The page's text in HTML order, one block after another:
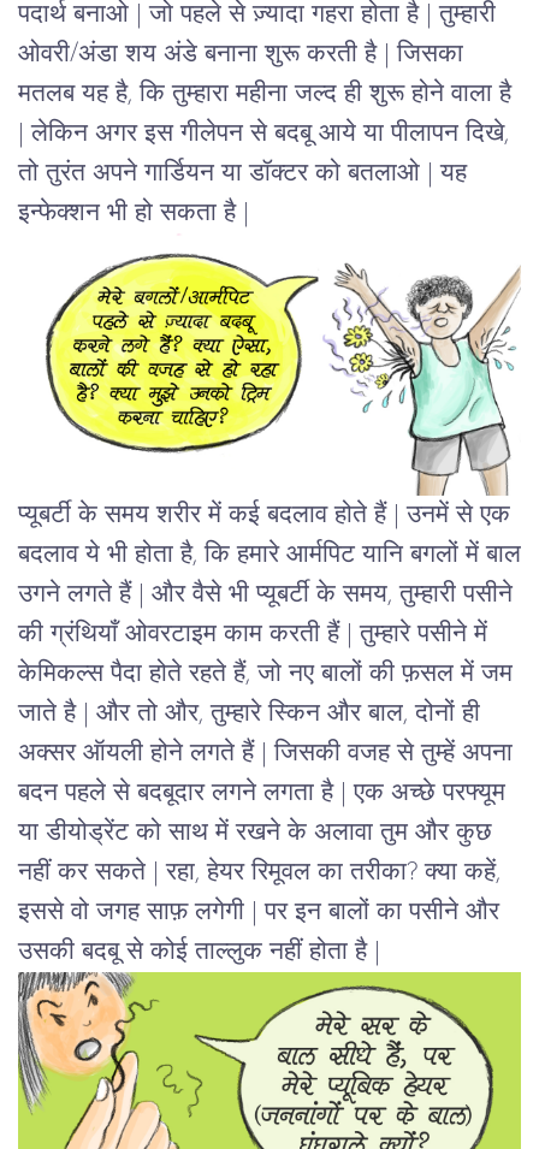
पदार्थ बनाओ | जो पहले से ज़्यादा गहरा होता है | तुम्हारी
ओवरी/अंडा शय अंडे बनाना शुरू करती है | जिसका
मतलब यह है, कि तुम्हारा महीना जल्द ही शुरू होने वाला है
| लेकिन अगर इस गीलेपन से बदबू आये या पीलापन दिखे,
तो तुरंत अपने गार्डियन या डॉक्टर को बतलाओ | यह
इन्फेक्शन भी हो सकता है |
प्यूबर्टी के समय शरीर में कई बदलाव होते हैं | उनमें से एक
बदलाव ये भी होता है, कि हमारे आर्मपिट यानि बगलों में बाल
उगने लगते हैं | और वैसे भी प्यूबर्टी के समय, तुम्हारी पसीने
की ग्रंथियाँ ओवरटाइम काम करती हैं | तुम्हारे पसीने में
केमिकल्स पैदा होते रहते हैं, जो नए बालों की फ़सल में जम
जाते है | और तो और, तुम्हारे स्किन और बाल, दोनों ही
अक्सर ऑयली होने लगते हैं | जिसकी वजह से तुम्हें अपना
बदन पहले से बदबूदार लगने लगता है | एक अच्छे परफ्यूम
या डीयोड्रेंट को साथ में रखने के अलावा तुम और कुछ
नहीं कर सकते | रहा, हेयर रिमूवल का तरीका? क्या कहें,
इससे वो जगह साफ़ लगेगी | पर इन बालों का पसीने और
उसकी बदबू से कोई ताल्लुक नहीं होता है |